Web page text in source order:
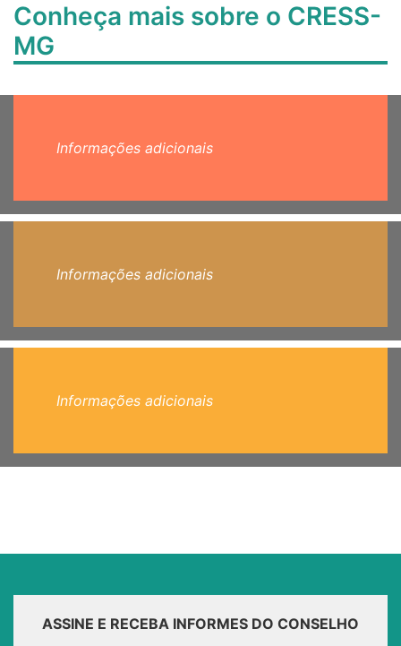
Conheça mais sobre o CRESS-
MG
Informações adicionais
Informações adicionais
Informações adicionais
ASSINE E RECEBA INFORMES DO CONSELHO